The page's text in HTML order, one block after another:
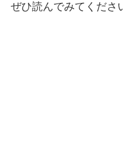
ぜひ読んでみてくださ